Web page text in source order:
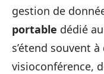
gestion de
portable dédié
s’étend souvent
visioconférence,